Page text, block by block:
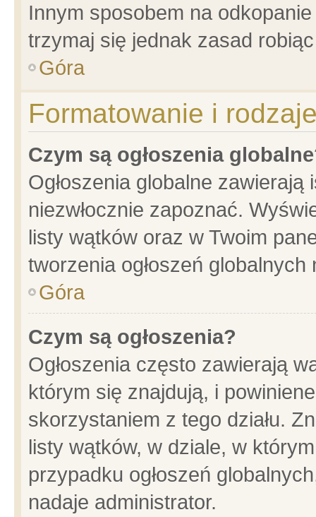
Innym sposobem na
trzymaj się jednak zasad
Góra
Formatowanie i
Czym są ogłoszenia
Ogłoszenia globalne
niezwłocznie zapoznać.
listy wątków oraz w Twoim
tworzenia ogłoszeń
Góra
Czym są ogłoszenia?
Ogłoszenia często zawierają
którym się znajdują, i
skorzystaniem z tego działu.
listy wątków, w dziale, w
przypadku ogłoszeń
nadaje administrator.